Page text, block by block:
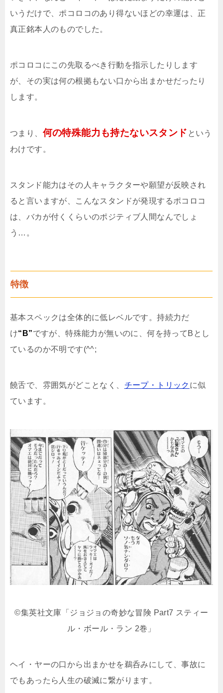
いうだけで、ポコロコのあり得ないほどの幸運は、正
真正銘本人のものでした。
ポコロコにこの先取るべき行動を指示したりします
が、その実は何の根拠もない口から出まかせだったり
します。
つまり、 何の特殊能力も持たないスタンド という
わけです。
スタンド能力はその人キャラクターや願望が反映され
ると言いますが、こんなスタンドが発現するポコロコ
は、バカが付くくらいのポジティブ人間なんでしょ
う…。
特徴
基本スペックは全体的に低レベルです。持続力だ
け“B”ですが、特殊能力が無いのに、何を持ってBとし
ているのか不明です(^^;
饒舌で、雰囲気がどことなく、 チープ・トリック に似
ています。
©集英社文庫「ジョジョの奇妙な冒険 Part7 スティー
ル・ボール・ラン 2巻」
ヘイ・ヤーの口から出まかせを鵜呑みにして、事故に
でもあったら人生の破滅に繋がります。